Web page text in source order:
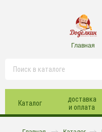
Главная
Каталог
доставка
и оплата